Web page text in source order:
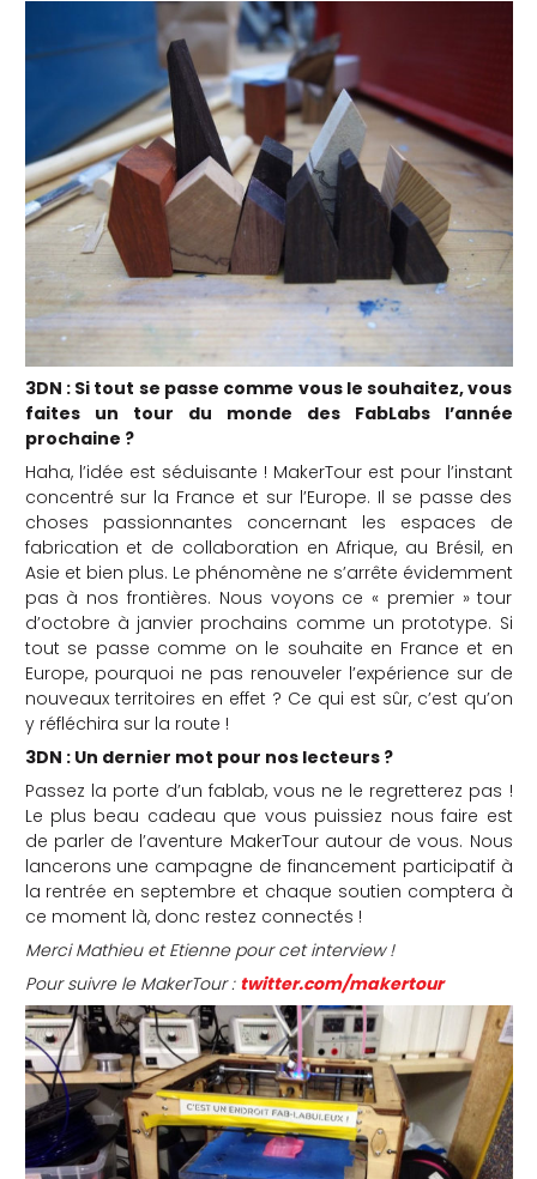
3DN : Si tout se passe comme vous le souhaitez, vous
faites un tour du monde des FabLabs l’année
prochaine ?
Haha, l’idée est séduisante ! MakerTour est pour l’instant
concentré sur la France et sur l’Europe. Il se passe des
choses passionnantes concernant les espaces de
fabrication et de collaboration en Afrique, au Brésil, en
Asie et bien plus. Le phénomène ne s’arrête évidemment
pas à nos frontières. Nous voyons ce « premier » tour
d’octobre à janvier prochains comme un prototype. Si
tout se passe comme on le souhaite en France et en
Europe, pourquoi ne pas renouveler l’expérience sur de
nouveaux territoires en effet ? Ce qui est sûr, c’est qu’on
y réfléchira sur la route !
3DN : Un dernier mot pour nos lecteurs ?
Passez la porte d’un fablab, vous ne le regretterez pas !
Le plus beau cadeau que vous puissiez nous faire est
de parler de l’aventure MakerTour autour de vous. Nous
lancerons une campagne de financement participatif à
la rentrée en septembre et chaque soutien comptera à
ce moment là, donc restez connectés !
Merci Mathieu et Etienne pour cet interview !
Pour suivre le MakerTour : twitter.com/makertour